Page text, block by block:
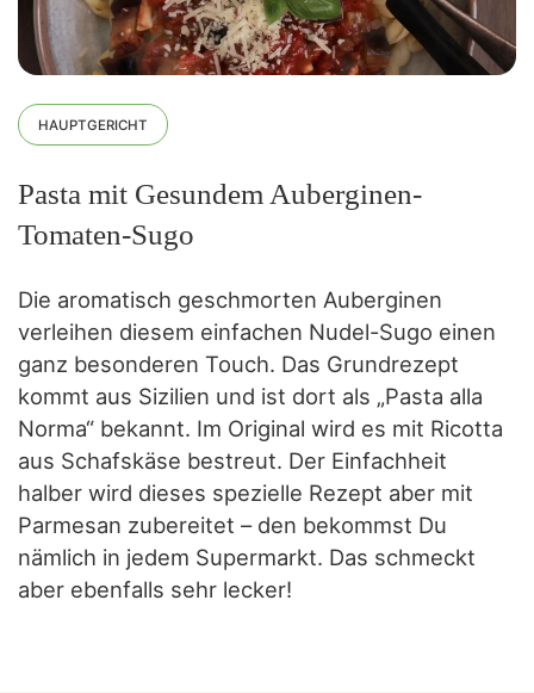
HAUPTGERICHT
Pasta mit Gesundem Auberginen-
Tomaten-Sugo
Die aromatisch geschmorten Auberginen
verleihen diesem einfachen Nudel-Sugo einen
ganz besonderen Touch. Das Grundrezept
kommt aus Sizilien und ist dort als „Pasta alla
Norma“ bekannt. Im Original wird es mit Ricotta
aus Schafskäse bestreut. Der Einfachheit
halber wird dieses spezielle Rezept aber mit
Parmesan zubereitet – den bekommst Du
nämlich in jedem Supermarkt. Das schmeckt
aber ebenfalls sehr lecker!